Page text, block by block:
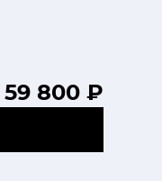
59 800 ₽